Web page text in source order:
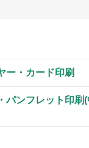
ー・カード印刷
パンフレット印刷